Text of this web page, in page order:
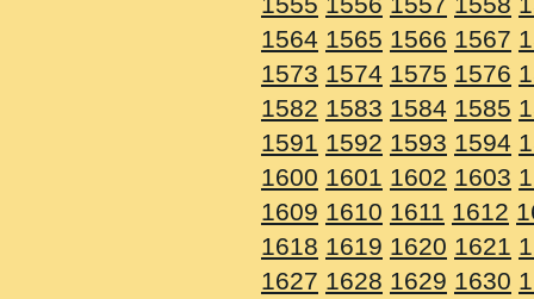
1564 1565 1566 1567
1573 1574 1575 1576
1582 1583 1584 1585
1591 1592 1593 1594
1600 1601 1602 1603
1609 1610 1611 1612
1618 1619 1620 1621
1627 1628 1629 1630